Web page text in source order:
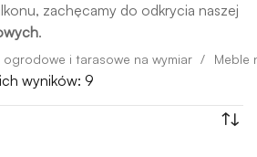
zachęcamy do odkrycia naszej
.
ogrodowe i tarasowe na wymiar Meble
wyników: 9